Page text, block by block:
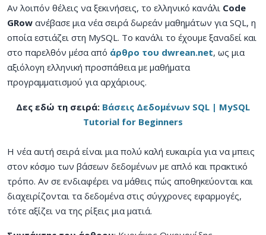
Αν λοιπόν θέλεις να ξεκινήσεις, το ελληνικό κανάλι Code
GRow ανέβασε μια νέα σειρά δωρεάν μαθημάτων για SQL, η
οποία εστιάζει στη MySQL. Το κανάλι το έχουμε ξαναδεί και
στο παρελθόν μέσα από άρθρο του dwrean.net, ως μια
αξιόλογη ελληνική προσπάθεια με μαθήματα
προγραμματισμού για αρχάριους.
Δες εδώ τη σειρά: Βάσεις Δεδομένων SQL | MySQL
Tutorial for Beginners
Η νέα αυτή σειρά είναι μια πολύ καλή ευκαιρία για να μπεις
στον κόσμο των βάσεων δεδομένων με απλό και πρακτικό
τρόπο. Αν σε ενδιαφέρει να μάθεις πώς αποθηκεύονται και
διαχειρίζονται τα δεδομένα στις σύγχρονες εφαρμογές,
τότε αξίζει να της ρίξεις μια ματιά.